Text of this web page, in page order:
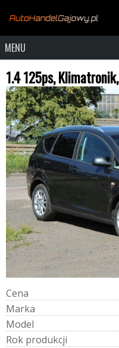
MENU
1.4 125ps,
Cena
Marka
Model
Rok produkcji